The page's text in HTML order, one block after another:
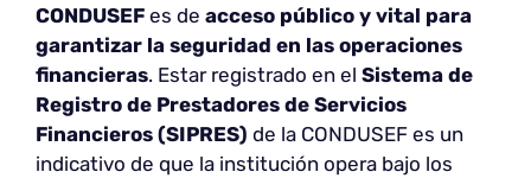
CONDUSEF es de acceso público y vital para
garantizar la seguridad en las operaciones
financieras. Estar registrado en el Sistema de
Registro de Prestadores de Servicios
Financieros (SIPRES) de la CONDUSEF es un
indicativo de que la institución opera bajo los